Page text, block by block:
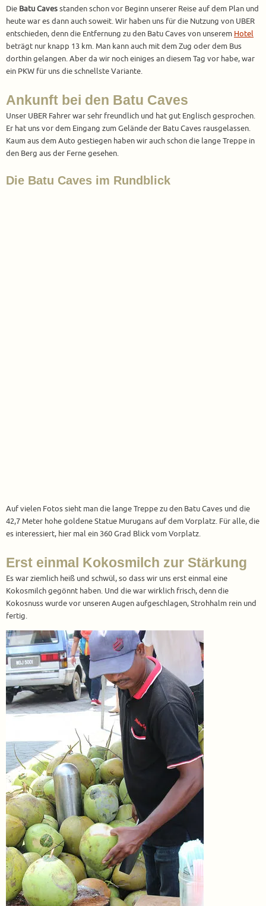
Die Batu Cavesstanden schon vor Beginn unserer Reise auf dem Plan und
heute war es dann auch soweit. Wir haben uns für die Nutzung von UBER
entschieden, denn die Entfernung zu den Batu Caves von unserem Hotel
beträgt nur knapp 13 km. Man kann auch mit dem Zug oder dem Bus
dorthin gelangen. Aber da wir noch einiges an diesem Tag vor habe, war
ein PKW für uns die schnellste Variante.
Ankunft bei den Batu Caves
Unser UBER Fahrer war sehr freundlich und hat gut Englisch gesprochen.
Er hat uns vor dem Eingang zum Gelände der Batu Caves rausgelassen.
Kaum aus dem Auto gestiegen haben wir auch schon die lange Treppe in
den Berg aus der Ferne gesehen.
Die Batu Caves im Rundblick
Auf vielen Fotos sieht man die lange Treppe zu den Batu Caves und die
42,7 Meter hohe goldene Statue Murugans auf dem Vorplatz. Für alle, die
es interessiert, hier mal ein 360 Grad Blick vom Vorplatz.
Erst einmal Kokosmilch zur Stärkung
Es war ziemlich heiß und schwül, so dass wir uns erst einmal eine
Kokosmilch gegönnt haben. Und die war wirklich frisch, denn die
Kokosnuss wurde vor unseren Augen aufgeschlagen, Strohhalm rein und
fertig.